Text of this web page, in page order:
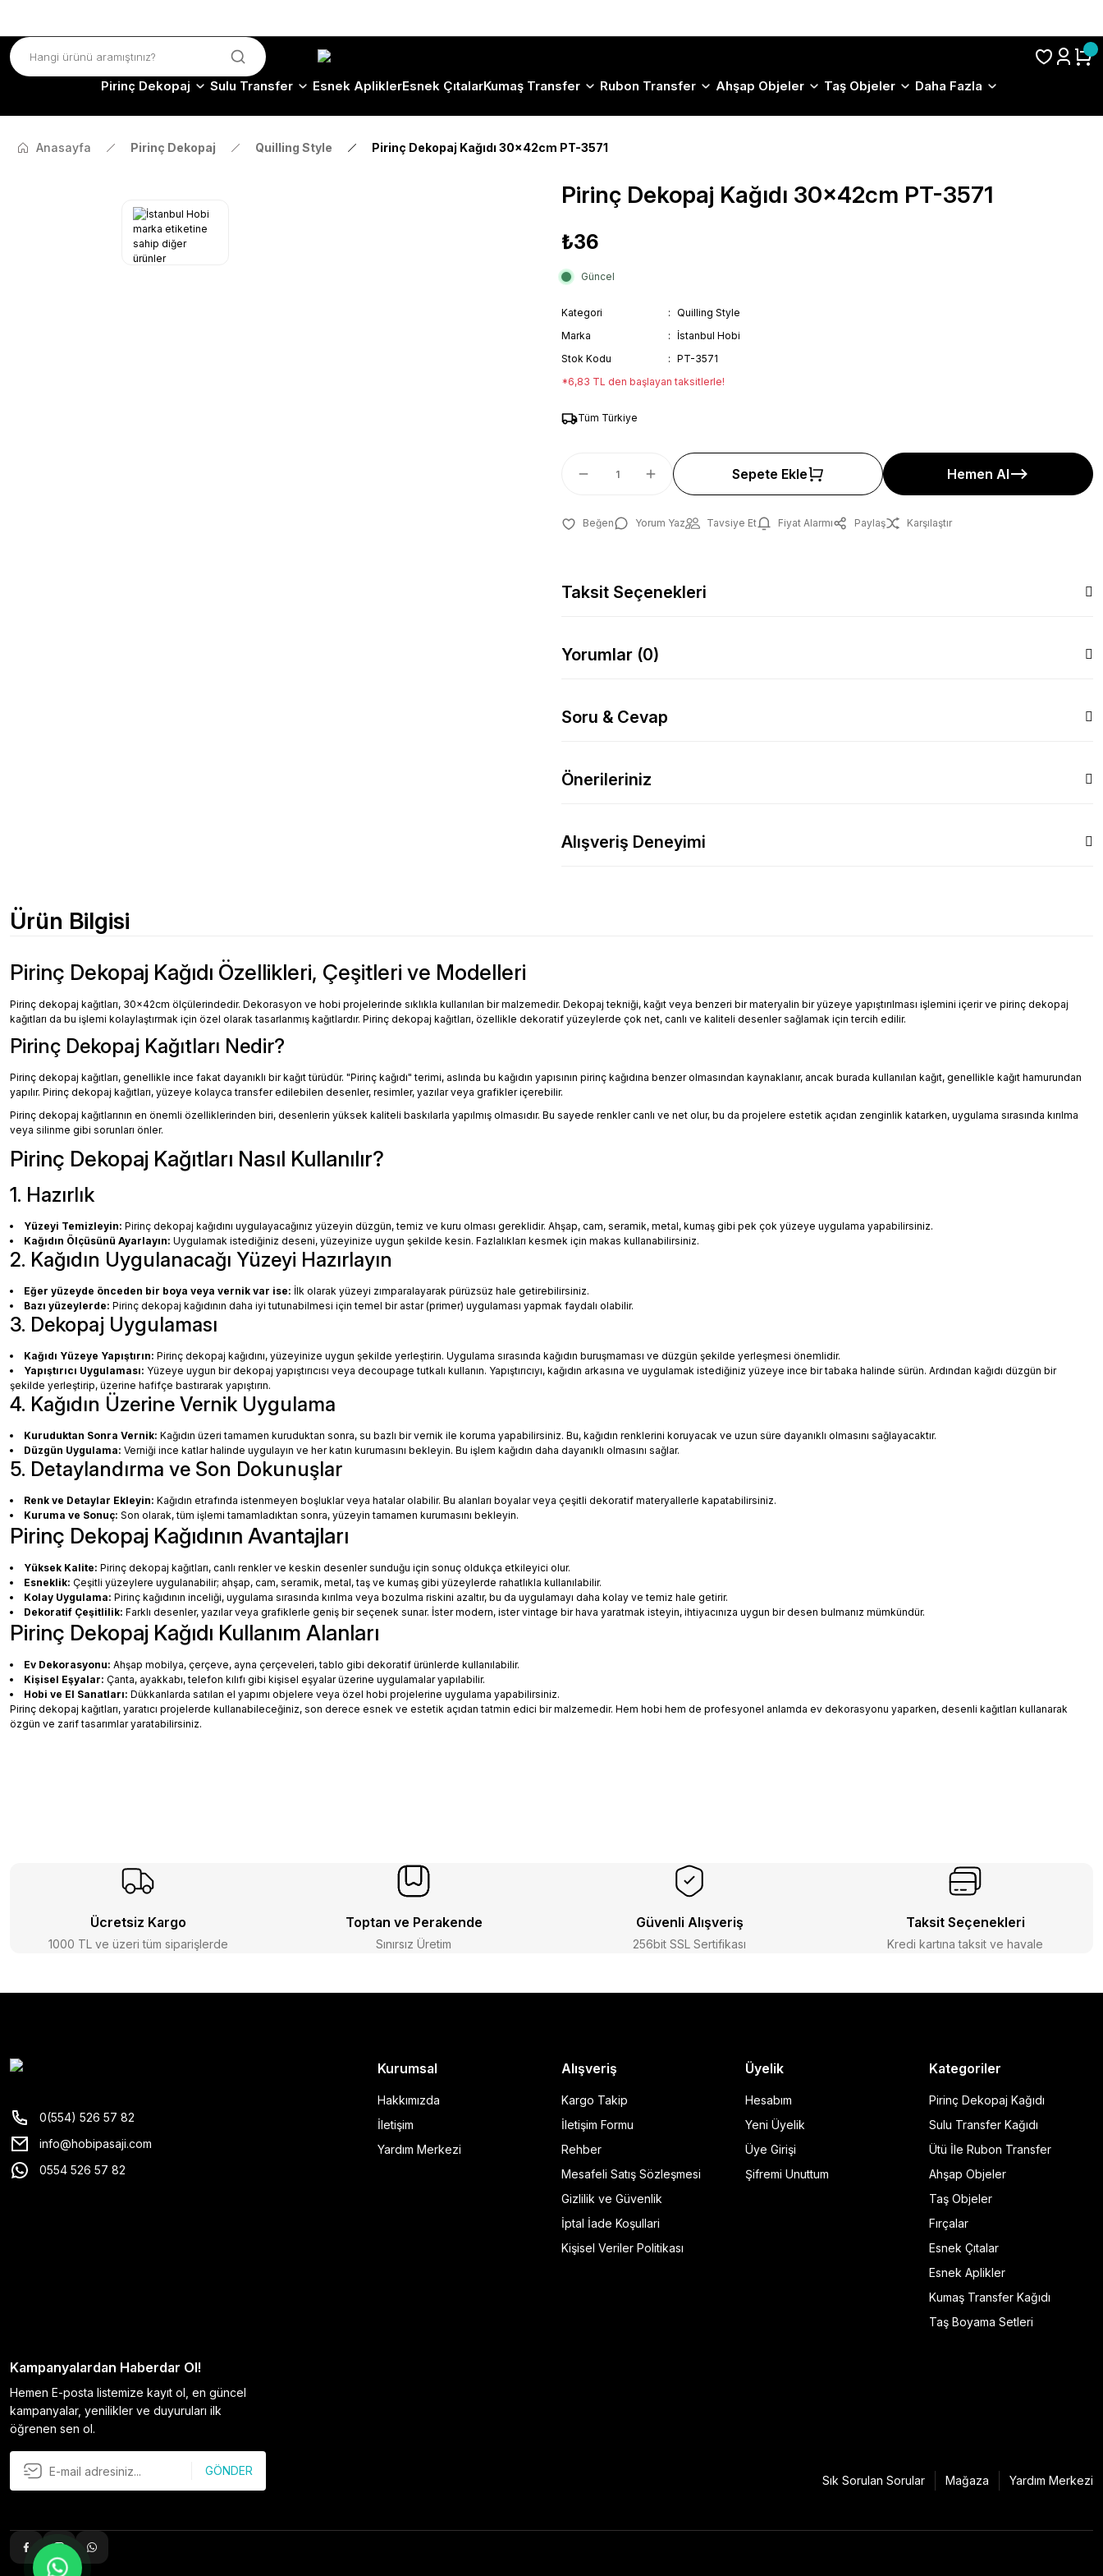
Pirinç Dekopaj Sulu Transfer Esnek ApliklerEsnek ÇıtalarKumaş Transfer Rubon Transfer Ahşap Objeler Taş Objeler Daha Fazla
Anasayfa Pirinç Dekopaj Quilling Style Pirinç Dekopaj Kağıdı 30x42cm PT-3571
Pirinç Dekopaj Kağıdı 30x42cm PT-3571
₺36
Güncel
Kategori
Quilling Style
Marka
İstanbul Hobi
Stok Kodu
PT-3571
*6,83 TL den başlayan taksitlerle!
Tüm Türkiye
Sepete Ekle Hemen Al
Yorum Yaz Tavsiye Et Fiyat Alarmı Paylaş Karşılaştır
Taksit Seçenekleri
Yorumlar (0)
Soru & Cevap
Önerileriniz
Alışveriş Deneyimi
Ürün Bilgisi
Pirinç Dekopaj Kağıdı Özellikleri, Çeşitleri ve Modelleri
Pirinç dekopaj kağıtları, 30x42cm ölçülerindedir. Dekorasyon ve hobi projelerinde sıklıkla kullanılan bir malzemedir. Dekopaj tekniği, kağıt veya benzeri bir materyalin bir yüzeye yapıştırılması işlemini içerir ve pirinç dekopaj
kağıtları da bu işlemi kolaylaştırmak için özel olarak tasarlanmış kağıtlardır. Pirinç dekopaj kağıtları, özellikle dekoratif yüzeylerde çok net, canlı ve kaliteli desenler sağlamak için tercih edilir.
Pirinç Dekopaj Kağıtları Nedir?
Pirinç dekopaj kağıtları, genellikle ince fakat dayanıklı bir kağıt türüdür. "Pirinç kağıdı" terimi, aslında bu kağıdın yapısının pirinç kağıdına benzer olmasından kaynaklanır, ancak burada kullanılan kağıt, genellikle kağıt hamurundan
yapılır. Pirinç dekopaj kağıtları, yüzeye kolayca transfer edilebilen desenler, resimler, yazılar veya grafikler içerebilir.
Pirinç dekopaj kağıtlarının en önemli özelliklerinden biri, desenlerin yüksek kaliteli baskılarla yapılmış olmasıdır. Bu sayede renkler canlı ve net olur, bu da projelere estetik açıdan zenginlik katarken, uygulama sırasında kırılma
veya silinme gibi sorunları önler.
Pirinç Dekopaj Kağıtları Nasıl Kullanılır?
1. Hazırlık
Yüzeyi Temizleyin: Pirinç dekopaj kağıdını uygulayacağınız yüzeyin düzgün, temiz ve kuru olması gereklidir. Ahşap, cam, seramik, metal, kumaş gibi pek çok yüzeye uygulama yapabilirsiniz.
Kağıdın Ölçüsünü Ayarlayın: Uygulamak istediğiniz deseni, yüzeyinize uygun şekilde kesin. Fazlalıkları kesmek için makas kullanabilirsiniz.
2. Kağıdın Uygulanacağı Yüzeyi Hazırlayın
Eğer yüzeyde önceden bir boya veya vernik var ise: İlk olarak yüzeyi zımparalayarak pürüzsüz hale getirebilirsiniz.
Bazı yüzeylerde: Pirinç dekopaj kağıdının daha iyi tutunabilmesi için temel bir astar (primer) uygulaması yapmak faydalı olabilir.
3. Dekopaj Uygulaması
Kağıdı Yüzeye Yapıştırın: Pirinç dekopaj kağıdını, yüzeyinize uygun şekilde yerleştirin. Uygulama sırasında kağıdın buruşmaması ve düzgün şekilde yerleşmesi önemlidir.
Yapıştırıcı Uygulaması: Yüzeye uygun bir dekopaj yapıştırıcısı veya decoupage tutkalı kullanın. Yapıştırıcıyı, kağıdın arkasına ve uygulamak istediğiniz yüzeye ince bir tabaka halinde sürün. Ardından kağıdı düzgün bir
şekilde yerleştirip, üzerine hafifçe bastırarak yapıştırın.
4. Kağıdın Üzerine Vernik Uygulama
Kuruduktan Sonra Vernik: Kağıdın üzeri tamamen kuruduktan sonra, su bazlı bir vernik ile koruma yapabilirsiniz. Bu, kağıdın renklerini koruyacak ve uzun süre dayanıklı olmasını sağlayacaktır.
Düzgün Uygulama: Verniği ince katlar halinde uygulayın ve her katın kurumasını bekleyin. Bu işlem kağıdın daha dayanıklı olmasını sağlar.
5. Detaylandırma ve Son Dokunuşlar
Renk ve Detaylar Ekleyin: Kağıdın etrafında istenmeyen boşluklar veya hatalar olabilir. Bu alanları boyalar veya çeşitli dekoratif materyallerle kapatabilirsiniz.
Kuruma ve Sonuç: Son olarak, tüm işlemi tamamladıktan sonra, yüzeyin tamamen kurumasını bekleyin.
Pirinç Dekopaj Kağıdının Avantajları
Yüksek Kalite: Pirinç dekopaj kağıtları, canlı renkler ve keskin desenler sunduğu için sonuç oldukça etkileyici olur.
Esneklik: Çeşitli yüzeylere uygulanabilir; ahşap, cam, seramik, metal, taş ve kumaş gibi yüzeylerde rahatlıkla kullanılabilir.
Kolay Uygulama: Pirinç kağıdının inceliği, uygulama sırasında kırılma veya bozulma riskini azaltır, bu da uygulamayı daha kolay ve temiz hale getirir.
Dekoratif Çeşitlilik: Farklı desenler, yazılar veya grafiklerle geniş bir seçenek sunar. İster modern, ister vintage bir hava yaratmak isteyin, ihtiyacınıza uygun bir desen bulmanız mümkündür.
Pirinç Dekopaj Kağıdı Kullanım Alanları
Ev Dekorasyonu: Ahşap mobilya, çerçeve, ayna çerçeveleri, tablo gibi dekoratif ürünlerde kullanılabilir.
Kişisel Eşyalar: Çanta, ayakkabı, telefon kılıfı gibi kişisel eşyalar üzerine uygulamalar yapılabilir.
Hobi ve El Sanatları: Dükkanlarda satılan el yapımı objelere veya özel hobi projelerine uygulama yapabilirsiniz.
Pirinç dekopaj kağıtları, yaratıcı projelerde kullanabileceğiniz, son derece esnek ve estetik açıdan tatmin edici bir malzemedir. Hem hobi hem de profesyonel anlamda ev dekorasyonu yaparken, desenli kağıtları kullanarak
özgün ve zarif tasarımlar yaratabilirsiniz.
Ücretsiz Kargo
1000 TL ve üzeri tüm siparişlerde
Toptan ve Perakende
Sınırsız Üretim
Güvenli Alışveriş
256bit SSL Sertifikası
Taksit Seçenekleri
Kredi kartına taksit ve havale
0(554) 526 57 82
info@hobipasaji.com
0554 526 57 82
Kurumsal
Hakkımızda
İletişim
Yardım Merkezi
Alışveriş
Kargo Takip
İletişim Formu
Rehber
Mesafeli Satış Sözleşmesi
Gizlilik ve Güvenlik
İptal İade Koşullari
Kişisel Veriler Politikası
Üyelik
Hesabım
Yeni Üyelik
Üye Girişi
Şifremi Unuttum
Kategoriler
Pirinç Dekopaj Kağıdı
Sulu Transfer Kağıdı
Ütü İle Rubon Transfer
Ahşap Objeler
Taş Objeler
Fırçalar
Esnek Çıtalar
Esnek Aplikler
Kumaş Transfer Kağıdı
Taş Boyama Setleri
Kampanyalardan Haberdar Ol!
Hemen E-posta listemize kayıt ol, en güncel
kampanyalar, yenilikler ve duyuruları ilk
öğrenen sen ol.
GÖNDER
Sık Sorulan Sorular Mağaza Yardım Merkezi